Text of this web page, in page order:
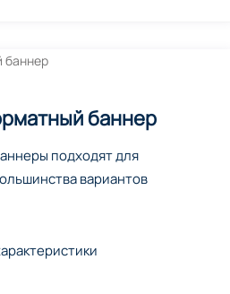
баннер
подходят для
вариантов